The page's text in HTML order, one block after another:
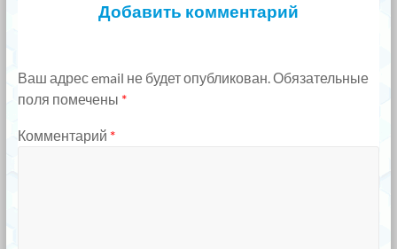
Добавить комментарий
Ваш адрес email не будет опубликован. Обязательные
поля помечены *
Комментарий *